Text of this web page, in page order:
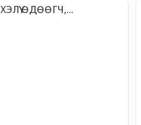
ХЭЛҮҮ ӨДӨӨГЧ,